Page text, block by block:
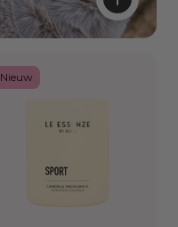
Nieuw